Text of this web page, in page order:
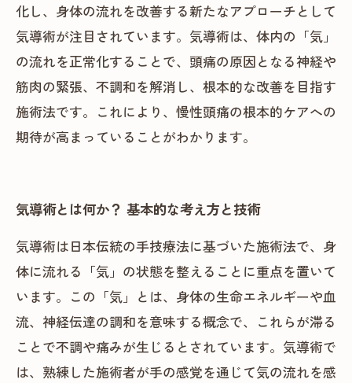
化し、身体の流れを改善する新たなアプローチとして
気導術が注目されています。気導術は、体内の「気」
の流れを正常化することで、頭痛の原因となる神経や
筋肉の緊張、不調和を解消し、根本的な改善を目指す
施術法です。これにより、慢性頭痛の根本的ケアへの
期待が高まっていることがわかります。
気導術とは何か？ 基本的な考え方と技術
気導術は日本伝統の手技療法に基づいた施術法で、身
体に流れる「気」の状態を整えることに重点を置いて
います。この「気」とは、身体の生命エネルギーや血
流、神経伝達の調和を意味する概念で、これらが滞る
ことで不調や痛みが生じるとされています。気導術で
は、熟練した施術者が手の感覚を通じて気の流れを感